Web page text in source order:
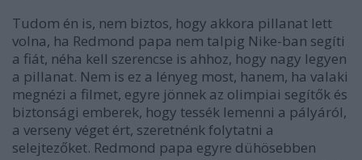
Tudom én is, nem biztos, hogy akkora pillanat lett
volna, ha Redmond papa nem talpig Nike-ban segíti
a fiát, néha kell szerencse is ahhoz, hogy nagy legyen
a pillanat. Nem is ez a lényeg most, hanem, ha valaki
megnézi a filmet, egyre jönnek az olimpiai segítők és
biztonsági emberek, hogy tessék lemenni a pályáról,
a verseny véget ért, szeretnénk folytatni a
selejtezőket. Redmond papa egyre dühösebben